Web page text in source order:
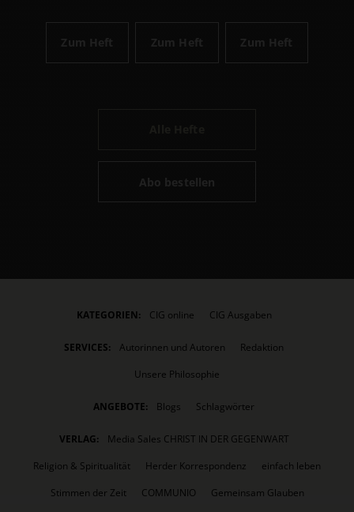
Zum Heft Zum Heft Zum Heft
Abo bestellen
KATEGORIEN: CIG online CIG Ausgaben
SERVICES: Autorinnen und Autoren
Redaktion
Unsere Philosophie
ANGEBOTE: Blogs Schlagwörter
VERLAG:
Media Sales CHRIST IN DER GEGENWART
Religion & Spiritualität
Herder Korrespondenz
einfach leben
Stimmen der Zeit
COMMUNIO
Gemeinsam Glauben